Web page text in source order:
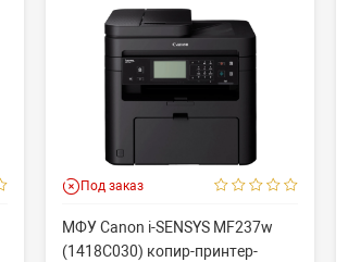
Под заказ
МФУ Canon i-SENSYS MF237w
(1418C030) копир-принтер-